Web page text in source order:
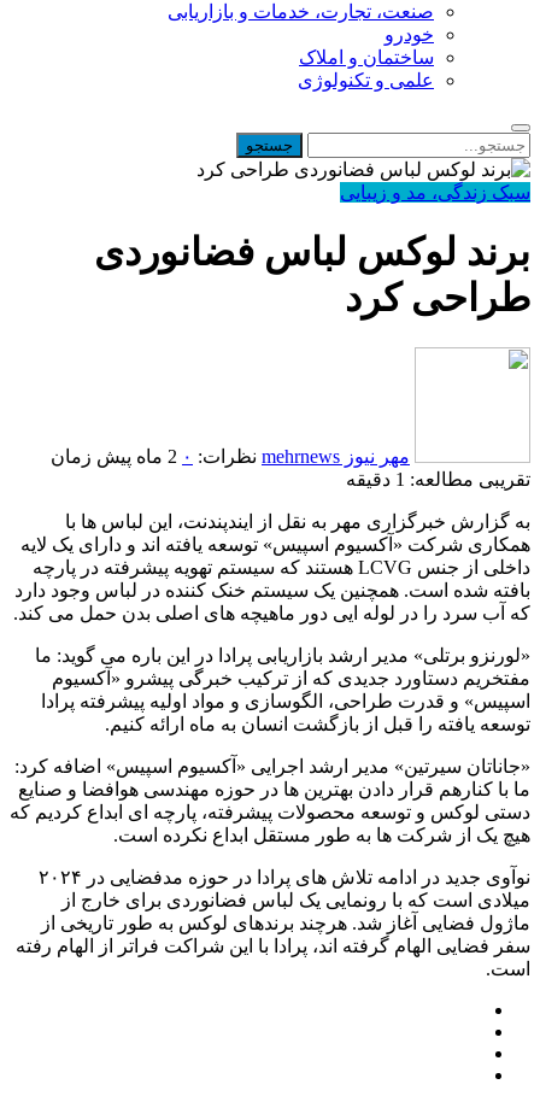
صنعت، تجارت، خدمات و بازاریابی
خودرو
ساختمان و املاک
علمی و تکنولوژی
سبک زندگی، مد و زیبایی
برند لوکس لباس فضانوردی
طراحی کرد
مهر نیوز mehrnews نظرات: ۰ 2 ماه پیش
زمان
تقریبی مطالعه: 1 دقیقه
به گزارش خبرگزاری مهر به نقل از ایندپندنت، این لباس ها با
همکاری شرکت «آکسیوم اسپیس» توسعه یافته اند و دارای یک لایه
داخلی از جنس LCVG هستند که سیستم تهویه پیشرفته در پارچه
بافته شده است. همچنین یک سیستم خنک کننده در لباس وجود دارد
که آب سرد را در لوله ایی دور ماهیچه های اصلی بدن حمل می کند.
«لورنزو برتلی» مدیر ارشد بازاریابی پرادا در این باره می گوید: ما
مفتخریم دستاورد جدیدی که از ترکیب خبرگی پیشرو «آکسیوم
اسپیس» و قدرت طراحی، الگوسازی و مواد اولیه پیشرفته پرادا
توسعه یافته را قبل از بازگشت انسان به ماه ارائه کنیم.
«جاناتان سیرتین» مدیر ارشد اجرایی «آکسیوم اسپیس» اضافه کرد:
ما با کنارهم قرار دادن بهترین ها در حوزه مهندسی هوافضا و صنایع
دستی لوکس و توسعه محصولات پیشرفته، پارچه ای ابداع کردیم که
هیچ یک از شرکت ها به طور مستقل ابداع نکرده است.
نوآوی جدید در ادامه تلاش های پرادا در حوزه مدفضایی در ۲۰۲۴
میلادی است که با رونمایی یک لباس فضانوردی برای خارج از
ماژول فضایی آغاز شد. هرچند برندهای لوکس به طور تاریخی از
سفر فضایی الهام گرفته اند، پرادا با این شراکت فراتر از الهام رفته
است.